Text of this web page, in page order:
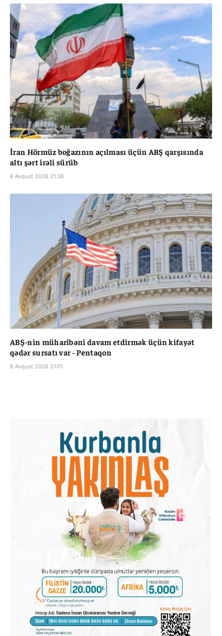
İran Hörmüz boğazının açılması üçün ABŞ qarşısında
altı şərt irəli sürüb
8 Avqust 2026 21:36
ABŞ-nin müharibəni davam etdirmək üçün kifayət
qədər sursatı var - Pentaqon
8 Avqust 2026 21:01